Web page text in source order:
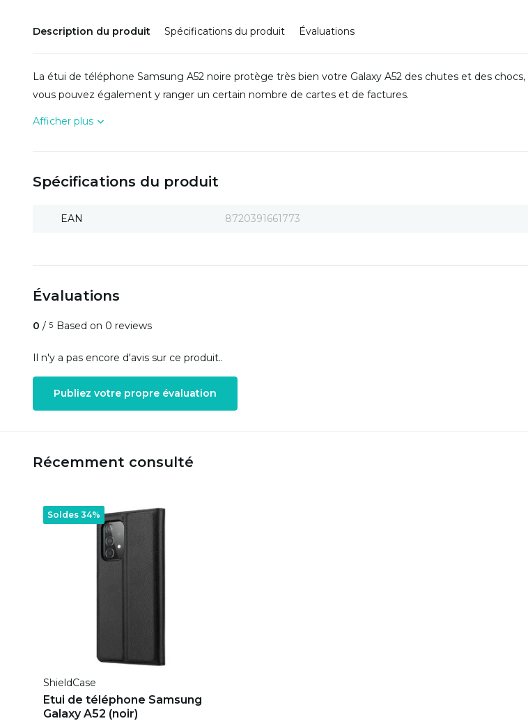
Description du produit Spécifications du produit Évaluations
La étui de téléphone Samsung A52 noire protège très bien votre Galaxy A52 des chutes et des chocs,
vous pouvez également y ranger un certain nombre de cartes et de factures.
Afficher plus
Spécifications du produit
EAN 8720391661773
Évaluations
0 / 5 Based on 0 reviews
Il n'y a pas encore d'avis sur ce produit..
Publiez votre propre évaluation
Récemment consulté
Soldes 34%
ShieldCase
Etui de téléphone Samsung
Galaxy A52 (noir)